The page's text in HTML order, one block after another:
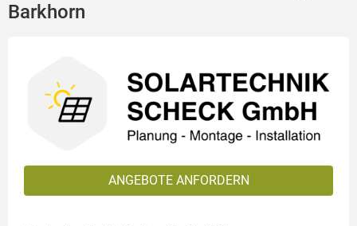
Barkhorn
ANGEBOTE ANFORDERN